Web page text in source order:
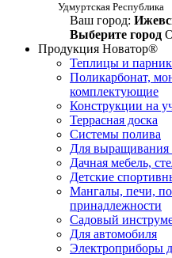
Удмуртская Республика
Ваш город:
Выберите город
Продукция Новатор®
Теплицы и
Поликарбонат,
комплектующие
Конструкции на
Террасная доска
Системы полива
Для выращивания
Дачная мебель,
Детские
Мангалы, печи,
принадлежности
Садовый
Для автомобиля
Электроприборы